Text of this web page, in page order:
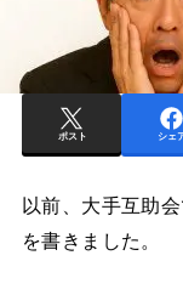
ポスト シェ
以前、大手互助
を書きました。